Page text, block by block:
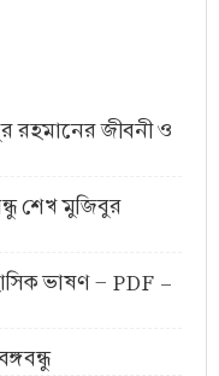
রহমানের জীবনী ও
শেখ মুজিবুর
ভাষণ - PDF -